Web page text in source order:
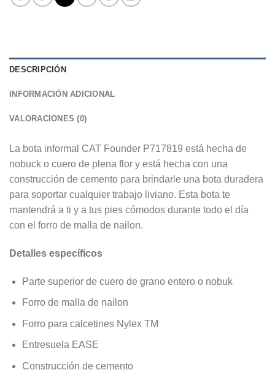
DESCRIPCIÓN
INFORMACIÓN ADICIONAL
VALORACIONES (0)
La bota informal CAT Founder P717819 está hecha de
nobuck o cuero de plena flor y está hecha con una
construcción de cemento para brindarle una bota duradera
para soportar cualquier trabajo liviano. Esta bota te
mantendrá a ti y a tus pies cómodos durante todo el día
con el forro de malla de nailon.
Detalles específicos
Parte superior de cuero de grano entero o nobuk
Forro de malla de nailon
Forro para calcetines Nylex TM
Entresuela EASE
Construcción de cemento